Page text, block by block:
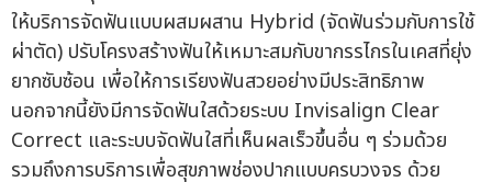
ให้บริการจัดฟันแบบผสมผสาน Hybrid (จัดฟันร่วมกับการใช้
ผ่าตัด) ปรับโครงสร้างฟันให้เหมาะสมกับขากรรไกรในเคสที่ยุ่ง
ยากซับซ้อน เพื่อให้การเรียงฟันสวยอย่างมีประสิทธิภาพ
นอกจากนี้ยังมีการจัดฟันใสด้วยระบบ Invisalign Clear
Correct และระบบจัดฟันใสที่เห็นผลเร็วขึ้นอื่น ๆ ร่วมด้วย
รวมถึงการบริการเพื่อสุขภาพช่องปากแบบครบวงจร ด้วย